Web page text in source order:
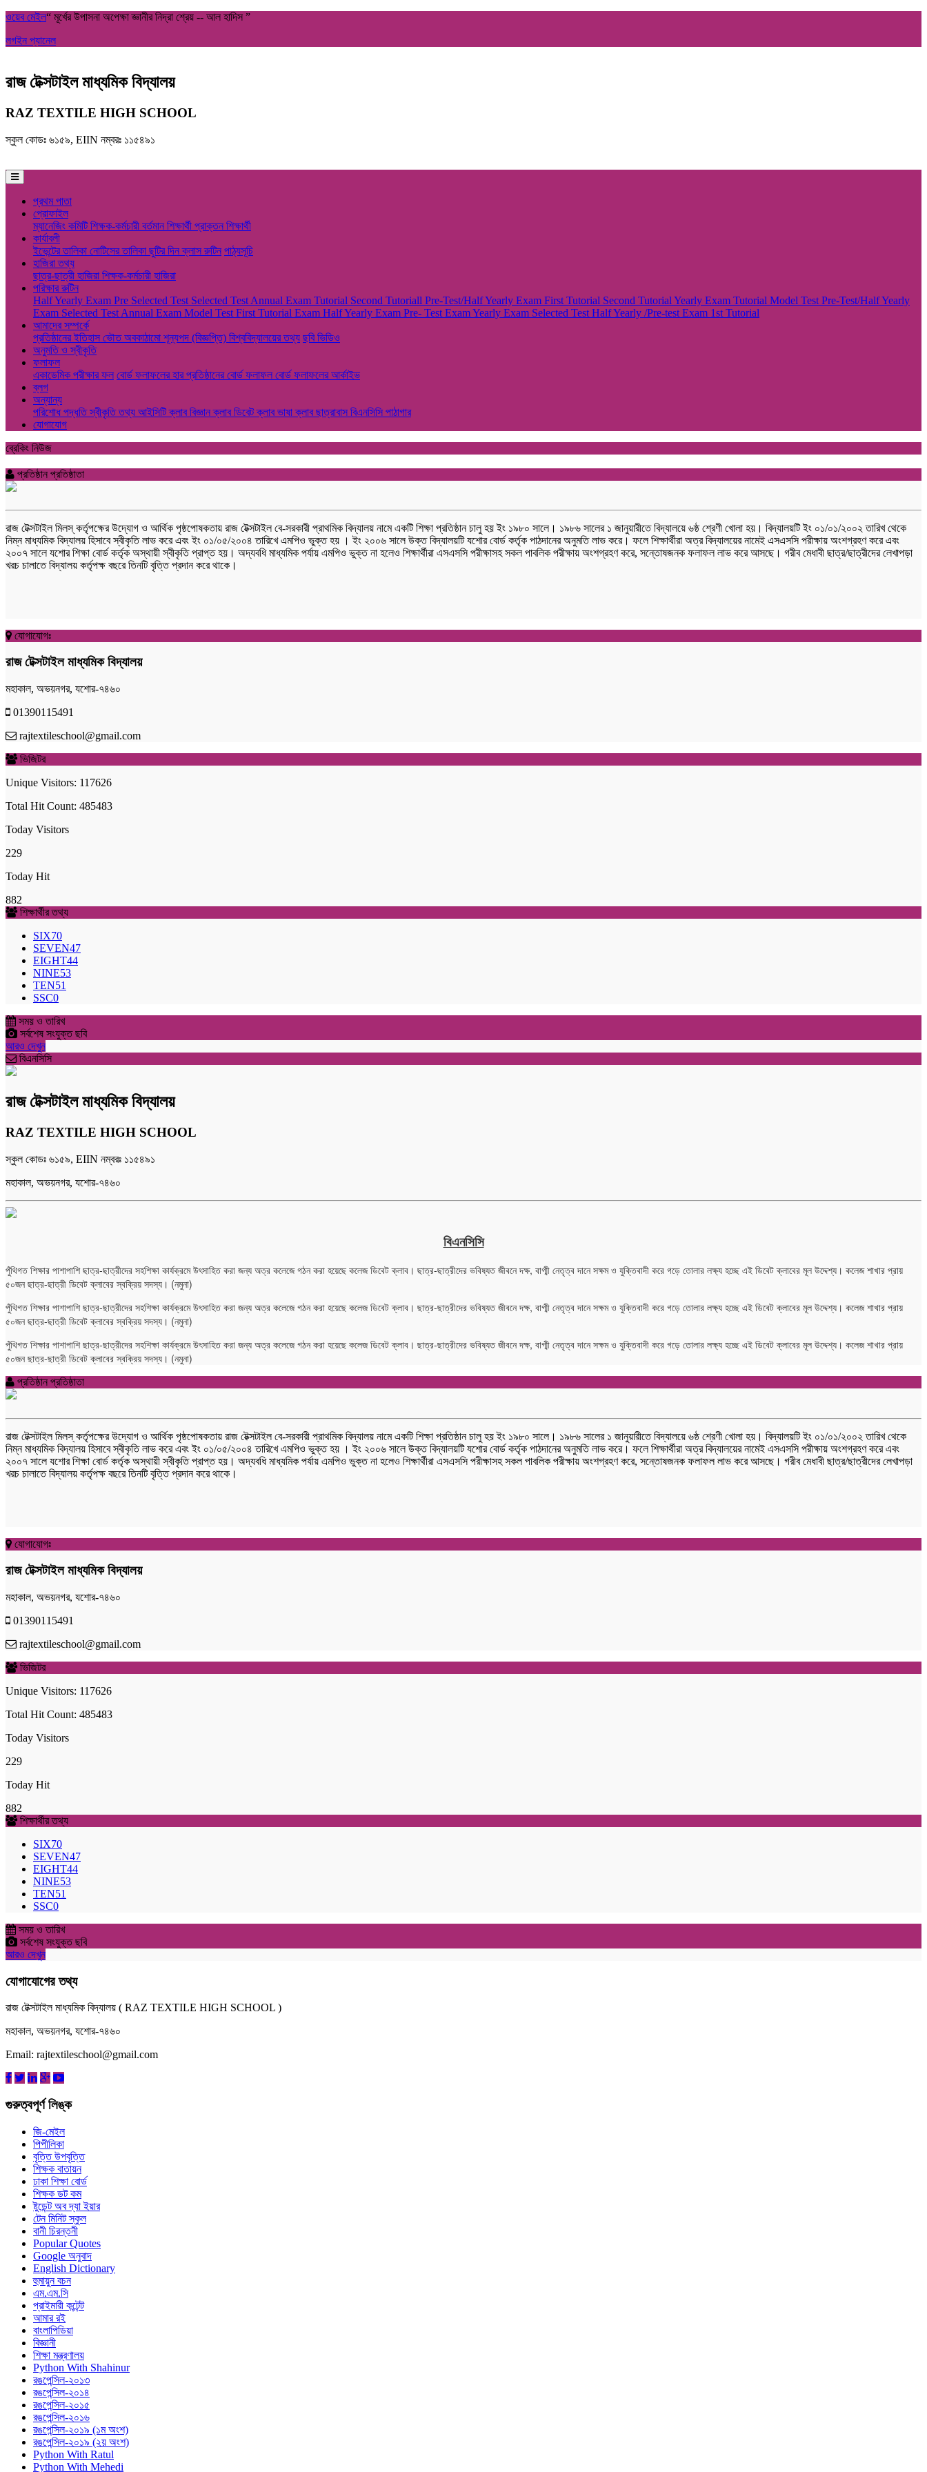
ওয়েব মেইল“ মূর্খের উপাসনা অপেক্ষা জ্ঞানীর নিদ্রা শ্রেয় -- আল হাদিস ”
লগইন প্যানেল
রাজ টেক্সটাইল মাধ্যমিক বিদ্যালয়
RAZ TEXTILE HIGH SCHOOL
স্কুল কোডঃ ৬১৫৯, EIIN নম্বরঃ ১১৫৪৯১
প্রথম পাতা
প্রোফাইল
ম্যানেজিং কমিটিশিক্ষক-কর্মচারী বর্তমান শিক্ষার্থী প্রাক্তন শিক্ষার্থী
কার্যাবলী
ইভেন্টের তালিকা নোটিসের তালিকা ছুটির দিনক্লাস রুটিন পাঠ্যসূচি
হাজিরা তথ্য
ছাত্র-ছাত্রী হাজিরা শিক্ষক-কর্মচারী হাজিরা
পরিক্ষার রুটিন
Half Yearly Exam Pre Selected Test Selected Test Annual Exam Tutorial Second Tutoriall Pre-Test/Half Yearly Exam First Tutorial Second Tutorial Yearly Exam Tutorial Model Test Pre-Test/Half Yearly
Exam Selected Test Annual Exam Model Test First Tutorial Exam Half Yearly Exam Pre- Test ExamYearly Exam Selected Test Half Yearly /Pre-test Exam 1st Tutorial
আমাদের সম্পর্কে
প্রতিষ্ঠানের ইতিহাস ভৌত অবকাঠামো শূন্যপদ (বিজ্ঞপ্তি) বিশ্ববিদ্যালয়ের তথ্য ছবিভিডিও
অনুমতি ও স্বীকৃতি
ফলাফল
একাডেমিক পরীক্ষার ফল বোর্ড ফলাফলের হারপ্রতিষ্ঠানের বোর্ড ফলাফল বোর্ড ফলাফলের আর্কাইভ
ব্লগ
অন্যান্য
পরিশোধ পদ্ধতিস্বীকৃতি তথ্য আইসিটি ক্লাববিজ্ঞান ক্লাবডিবেট ক্লাবভাষা ক্লাবছাত্রাবাস বিএনসিসি পাঠাগার
যোগাযোগ
ব্রেকিং নিউজ
প্রতিষ্ঠান প্রতিষ্ঠাতা
রাজ টেক্সটাইল মিলস্ কর্তৃপক্ষের উদ্যোগ ও আর্থিক পৃষ্ঠপোষকতায় রাজ টেক্সটাইল বে-সরকারী প্রাথমিক বিদ্যালয় নামে একটি শিক্ষা প্রতিষ্ঠান চালু হয় ইং ১৯৮০ সালে। ১৯৮৬ সালের ১ জানুয়ারীতে বিদ্যালয়ে ৬ষ্ঠ শ্রেণী খোলা হয়। বিদ্যালয়টি ইং ০১/০১/২০০২ তারিখ থেকে
নিম্ন মাধ্যমিক বিদ্যালয় হিসাবে স্বীকৃতি লাভ করে এবং ইং ০১/০৫/২০০৪ তারিখে এমপিও ভুক্ত হয় । ইং ২০০৬ সালে উক্ত বিদ্যালয়টি যশোর বোর্ড কর্তৃক পাঠদানের অনুমতি লাভ করে। ফলে শিক্ষার্থীরা অত্র বিদ্যালয়ের নামেই এসএসসি পরীক্ষায় অংশগ্রহণ করে এবং
২০০৭ সালে যশোর শিক্ষা বোর্ড কর্তৃক অস্থায়ী স্বীকৃতি প্রাপ্ত হয়। অদ্যবধি মাধ্যমিক পর্যায় এমপিও ভুক্ত না হলেও শিক্ষার্থীরা এসএসসি পরীক্ষাসহ সকল পাবলিক পরীক্ষায় অংশগ্রহণ করে, সন্তোষজনক ফলাফল লাভ করে আসছে। গরীব মেধাবী ছাত্র/ছাত্রীদের লেখাপড়া
খরচ চালাতে বিদ্যালয় কর্তৃপক্ষ বছরে তিনটি বৃত্তি প্রদান করে থাকে।
যোগাযোগঃ
রাজ টেক্সটাইল মাধ্যমিক বিদ্যালয়
মহাকাল, অভয়নগর, যশোর-৭৪৬০
01390115491
rajtextileschool@gmail.com
ভিজিটর
Unique Visitors: 117626
Total Hit Count: 485483
Today Visitors
229
Today Hit
882
শিক্ষার্থীর তথ্য
SIX70
SEVEN47
EIGHT44
NINE53
TEN51
SSC0
সময় ও তারিখ
সর্বশেষ সংযুক্ত ছবি
আরও দেখুন
বিএনসিসি
রাজ টেক্সটাইল মাধ্যমিক বিদ্যালয়
RAZ TEXTILE HIGH SCHOOL
স্কুল কোডঃ ৬১৫৯, EIIN নম্বরঃ ১১৫৪৯১
মহাকাল, অভয়নগর, যশোর-৭৪৬০
বিএনসিসি
পুঁথিগত শিক্ষার পাশাপাশি ছাত্র-ছাত্রীদের সহশিক্ষা কার্যক্রমে উৎসাহিত করা জন্য অত্র কলেজে গঠন করা হয়েছে কলেজ ডিবেট ক্লাব। ছাত্র-ছাত্রীদের ভবিষ্যত জীবনে দক্ষ, বাগ্মী নেতৃত্ব দানে সক্ষম ও যুক্তিবাদী করে গড়ে তোলার লক্ষ্য হচ্ছে এই ডিবেট ক্লাবের মূল উদ্দেশ্য। কলেজ শাখার প্রায়
৫০জন ছাত্র-ছাত্রী ডিবেট ক্লাবের স্বক্রিয় সদস্য। (নমুনা)
পুঁথিগত শিক্ষার পাশাপাশি ছাত্র-ছাত্রীদের সহশিক্ষা কার্যক্রমে উৎসাহিত করা জন্য অত্র কলেজে গঠন করা হয়েছে কলেজ ডিবেট ক্লাব। ছাত্র-ছাত্রীদের ভবিষ্যত জীবনে দক্ষ, বাগ্মী নেতৃত্ব দানে সক্ষম ও যুক্তিবাদী করে গড়ে তোলার লক্ষ্য হচ্ছে এই ডিবেট ক্লাবের মূল উদ্দেশ্য। কলেজ শাখার প্রায়
৫০জন ছাত্র-ছাত্রী ডিবেট ক্লাবের স্বক্রিয় সদস্য। (নমুনা)
পুঁথিগত শিক্ষার পাশাপাশি ছাত্র-ছাত্রীদের সহশিক্ষা কার্যক্রমে উৎসাহিত করা জন্য অত্র কলেজে গঠন করা হয়েছে কলেজ ডিবেট ক্লাব। ছাত্র-ছাত্রীদের ভবিষ্যত জীবনে দক্ষ, বাগ্মী নেতৃত্ব দানে সক্ষম ও যুক্তিবাদী করে গড়ে তোলার লক্ষ্য হচ্ছে এই ডিবেট ক্লাবের মূল উদ্দেশ্য। কলেজ শাখার প্রায়
৫০জন ছাত্র-ছাত্রী ডিবেট ক্লাবের স্বক্রিয় সদস্য। (নমুনা)
প্রতিষ্ঠান প্রতিষ্ঠাতা
রাজ টেক্সটাইল মিলস্ কর্তৃপক্ষের উদ্যোগ ও আর্থিক পৃষ্ঠপোষকতায় রাজ টেক্সটাইল বে-সরকারী প্রাথমিক বিদ্যালয় নামে একটি শিক্ষা প্রতিষ্ঠান চালু হয় ইং ১৯৮০ সালে। ১৯৮৬ সালের ১ জানুয়ারীতে বিদ্যালয়ে ৬ষ্ঠ শ্রেণী খোলা হয়। বিদ্যালয়টি ইং ০১/০১/২০০২ তারিখ থেকে
নিম্ন মাধ্যমিক বিদ্যালয় হিসাবে স্বীকৃতি লাভ করে এবং ইং ০১/০৫/২০০৪ তারিখে এমপিও ভুক্ত হয় । ইং ২০০৬ সালে উক্ত বিদ্যালয়টি যশোর বোর্ড কর্তৃক পাঠদানের অনুমতি লাভ করে। ফলে শিক্ষার্থীরা অত্র বিদ্যালয়ের নামেই এসএসসি পরীক্ষায় অংশগ্রহণ করে এবং
২০০৭ সালে যশোর শিক্ষা বোর্ড কর্তৃক অস্থায়ী স্বীকৃতি প্রাপ্ত হয়। অদ্যবধি মাধ্যমিক পর্যায় এমপিও ভুক্ত না হলেও শিক্ষার্থীরা এসএসসি পরীক্ষাসহ সকল পাবলিক পরীক্ষায় অংশগ্রহণ করে, সন্তোষজনক ফলাফল লাভ করে আসছে। গরীব মেধাবী ছাত্র/ছাত্রীদের লেখাপড়া
খরচ চালাতে বিদ্যালয় কর্তৃপক্ষ বছরে তিনটি বৃত্তি প্রদান করে থাকে।
যোগাযোগঃ
রাজ টেক্সটাইল মাধ্যমিক বিদ্যালয়
মহাকাল, অভয়নগর, যশোর-৭৪৬০
01390115491
rajtextileschool@gmail.com
ভিজিটর
Unique Visitors: 117626
Total Hit Count: 485483
Today Visitors
229
Today Hit
882
শিক্ষার্থীর তথ্য
SIX70
SEVEN47
EIGHT44
NINE53
TEN51
SSC0
সময় ও তারিখ
সর্বশেষ সংযুক্ত ছবি
আরও দেখুন
যোগাযোগের তথ্য
রাজ টেক্সটাইল মাধ্যমিক বিদ্যালয় ( RAZ TEXTILE HIGH SCHOOL )
মহাকাল, অভয়নগর, যশোর-৭৪৬০
Email: rajtextileschool@gmail.com
গুরুত্বপূর্ণ লিঙ্ক
জি-মেইল
পিপীলিকা
বৃত্তি উপবৃত্তি
শিক্ষক বাতায়ন
ঢাকা শিক্ষা বোর্ড
শিক্ষক ডট কম
ষ্টুডেন্ট অব দ্যা ইয়ার
টেন মিনিট স্কুল
বানী চিরন্তনী
Popular Quotes
Google অনুবাদ
English Dictionary
হুমায়ুন বচন
এম.এম.সি
প্রাইমারী কন্টেন্ট
আমার রই
বাংলাপিডিয়া
বিজ্ঞানী
শিক্ষা মন্ত্রণালয়
Python With Shahinur
রঙপেন্সিল-২০১৩
রঙপেন্সিল-২০১৪
রঙপেন্সিল-২০১৫
রঙপেন্সিল-২০১৬
রঙপেন্সিল-২০১৯ (১ম অংশ)
রঙপেন্সিল-২০১৯ (২য় অংশ)
Python With Ratul
Python With Mehedi